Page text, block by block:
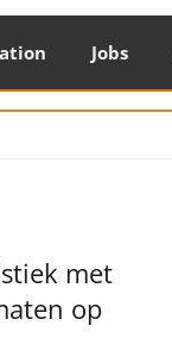
Jobs
met
op